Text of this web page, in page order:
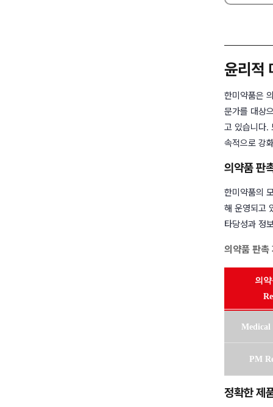
윤리적
한미약품은
문가를 대상
고 있습니다.
속적으로 강
의약품 판
한미약품의
해 운영되고
타당성과 정
의약품 판촉
의
Medical
PM
정확한 제